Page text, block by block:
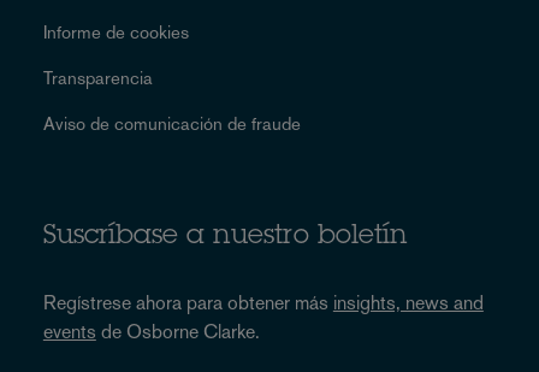
Informe de cookies
Transparencia
Aviso de comunicación de fraude
Suscríbase a nuestro boletín
Regístrese ahora para obtener más insights, news and
events de Osborne Clarke.